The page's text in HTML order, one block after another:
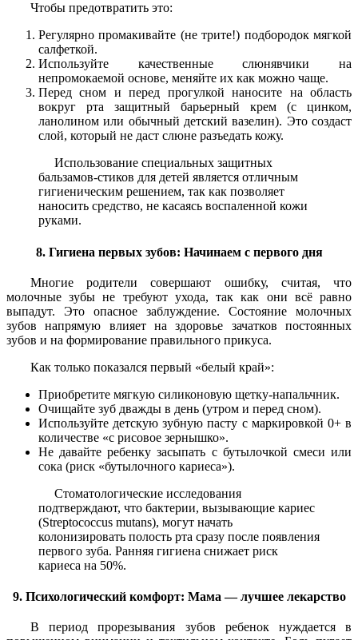
Чтобы предотвратить это:
Регулярно промакивайте (не трите!) подбородок мягкой
салфеткой.
Используйте качественные слюнявчики на
непромокаемой основе, меняйте их как можно чаще.
Перед сном и перед прогулкой наносите на область
вокруг рта защитный барьерный крем (с цинком,
ланолином или обычный детский вазелин). Это создаст
слой, который не даст слюне разъедать кожу.
Использование специальных защитных
бальзамов-стиков для детей является отличным
гигиеническим решением, так как позволяет
наносить средство, не касаясь воспаленной кожи
руками.
8. Гигиена первых зубов: Начинаем с первого дня
Многие родители совершают ошибку, считая, что
молочные зубы не требуют ухода, так как они всё равно
выпадут. Это опасное заблуждение. Состояние молочных
зубов напрямую влияет на здоровье зачатков постоянных
зубов и на формирование правильного прикуса.
Как только показался первый «белый край»:
Приобретите мягкую силиконовую щетку-напальчник.
Очищайте зуб дважды в день (утром и перед сном).
Используйте детскую зубную пасту с маркировкой 0+ в
количестве «с рисовое зернышко».
Не давайте ребенку засыпать с бутылочкой смеси или
сока (риск «бутылочного кариеса»).
Стоматологические исследования
подтверждают, что бактерии, вызывающие кариес
(Streptococcus mutans), могут начать
колонизировать полость рта сразу после появления
первого зуба. Ранняя гигиена снижает риск
кариеса на 50%.
9. Психологический комфорт: Мама — лучшее лекарство
В период прорезывания зубов ребенок нуждается в